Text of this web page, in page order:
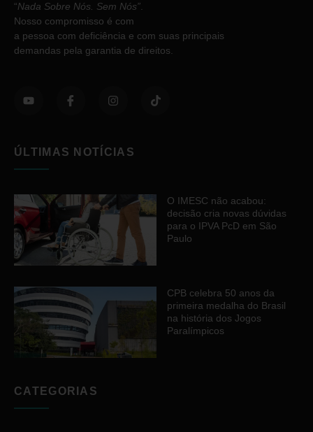
“Nada Sobre Nós. Sem Nós”
Nosso compromisso é com
a pessoa com deficiência e com suas principais
demandas pela garantia de direitos.
ÚLTIMAS NOTÍCIAS
O IMESC não acabou:
decisão cria novas dúvidas
para o IPVA PcD em São
Paulo
CPB celebra 50 anos da
primeira medalha do Brasil
na história dos Jogos
Paralímpicos
CATEGORIAS